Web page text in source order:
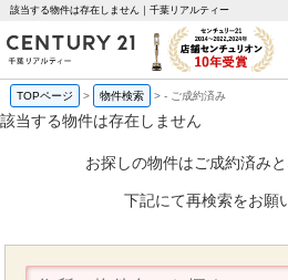
該当する物件は存在しません｜千葉リアルティー
TOPページ > 物件検索 >- ご成約済み
該当する物件は存在しません
お探しの物件はご成約済みと
下記にて再検索をお願